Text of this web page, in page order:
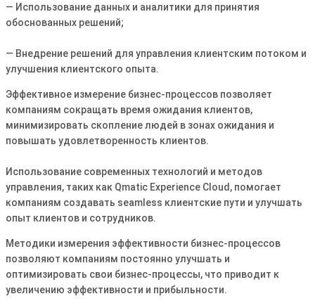
— Использование данных и аналитики для принятия
обоснованных решений;
— Внедрение решений для управления клиентским потоком и
улучшения клиентского опыта.
Эффективное измерение бизнес-процессов позволяет
компаниям сокращать время ожидания клиентов,
минимизировать скопление людей в зонах ожидания и
повышать удовлетворенность клиентов.
Использование современных технологий и методов
управления, таких как Qmatic Experience Cloud, помогает
компаниям создавать seamless клиентские пути и улучшать
опыт клиентов и сотрудников.
Методики измерения эффективности бизнес-процессов
позволяют компаниям постоянно улучшать и
оптимизировать свои бизнес-процессы, что приводит к
увеличению эффективности и прибыльности.